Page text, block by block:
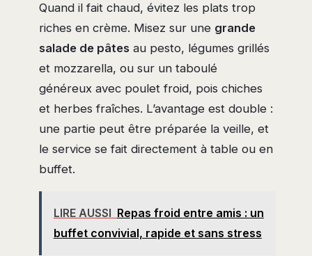
Quand il fait chaud, évitez les plats trop
riches en crème. Misez sur une grande
salade de pâtes au pesto, légumes grillés
et mozzarella, ou sur un taboulé
généreux avec poulet froid, pois chiches
et herbes fraîches. L’avantage est double :
une partie peut être préparée la veille, et
le service se fait directement à table ou en
buffet.
LIRE AUSSI Repas froid entre amis : un
buffet convivial, rapide et sans stress